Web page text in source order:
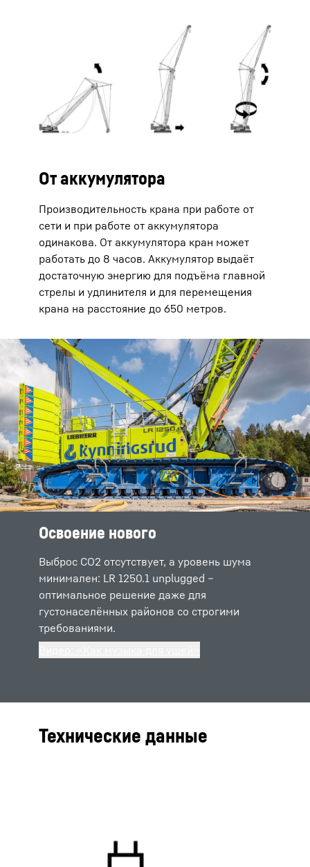
От аккумулятора
Производительность крана при работе от
сети и при работе от аккумулятора
одинакова. От аккумулятора кран может
работать до 8 часов. Аккумулятор выдаёт
достаточную энергию для подъёма главной
стрелы и удлинителя и для перемещения
крана на расстояние до 650 метров.
Освоение нового
Выброс CO2 отсутствует, а уровень шума
минимален: LR 1250.1 unplugged –
оптимальное решение даже для
густонаселённых районов со строгими
требованиями.
Технические данные